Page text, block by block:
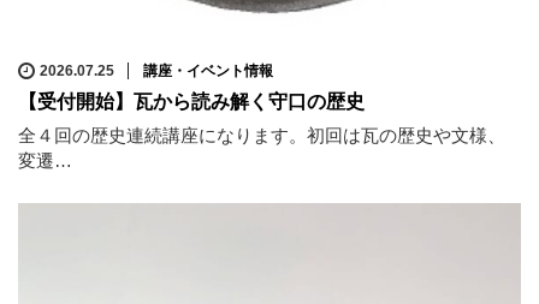
2026.07.25 講座・イベント情報
【受付開始】瓦から読み解く守口の歴史
全４回の歴史連続講座になります。初回は瓦の歴史や文様、
変遷…